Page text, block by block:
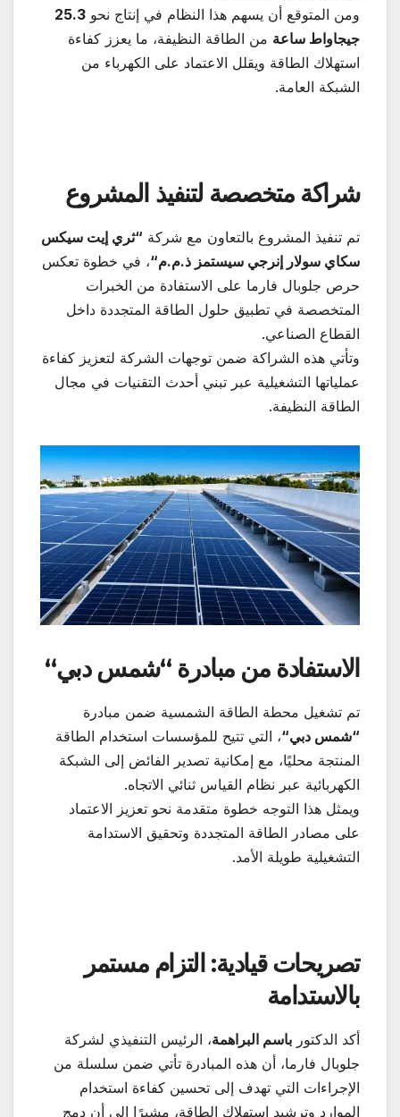
ومن المتوقع أن يسهم هذا النظام في إنتاج نحو 25.3
جيجاواط ساعة من الطاقة النظيفة، ما يعزز كفاءة
استهلاك الطاقة ويقلل الاعتماد على الكهرباء من
الشبكة العامة.
شراكة متخصصة لتنفيذ المشروع
تم تنفيذ المشروع بالتعاون مع شركة “ثري إيت سيكس
سكاي سولار إنرجي سيستمز ذ.م.م“، في خطوة تعكس
حرص جلوبال فارما على الاستفادة من الخبرات
المتخصصة في تطبيق حلول الطاقة المتجددة داخل
القطاع الصناعي.
وتأتي هذه الشراكة ضمن توجهات الشركة لتعزيز كفاءة
عملياتها التشغيلية عبر تبني أحدث التقنيات في مجال
الطاقة النظيفة.
الاستفادة من مبادرة “شمس دبي“
تم تشغيل محطة الطاقة الشمسية ضمن مبادرة
“شمس دبي“، التي تتيح للمؤسسات استخدام الطاقة
المنتجة محليًا، مع إمكانية تصدير الفائض إلى الشبكة
الكهربائية عبر نظام القياس ثنائي الاتجاه.
ويمثل هذا التوجه خطوة متقدمة نحو تعزيز الاعتماد
على مصادر الطاقة المتجددة وتحقيق الاستدامة
التشغيلية طويلة الأمد.
تصريحات قيادية: التزام مستمر
بالاستدامة
أكد الدكتور باسم البراهمة، الرئيس التنفيذي لشركة
جلوبال فارما، أن هذه المبادرة تأتي ضمن سلسلة من
الإجراءات التي تهدف إلى تحسين كفاءة استخدام
الموارد وترشيد استهلاك الطاقة، مشيرًا إلى أن دمج